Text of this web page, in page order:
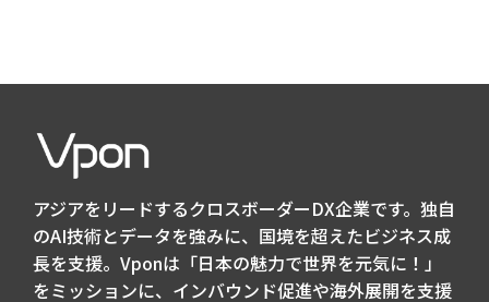
アジアをリードするクロスボーダーDX企業です。独自
のAI技術とデータを強みに、国境を超えたビジネス成
長を支援。Vponは「日本の魅力で世界を元気に！」
をミッションに、インバウンド促進や海外展開を支援